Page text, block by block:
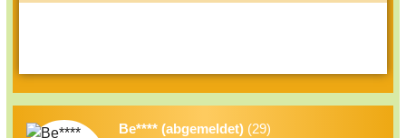
Be**** (abgemeldet) (29)